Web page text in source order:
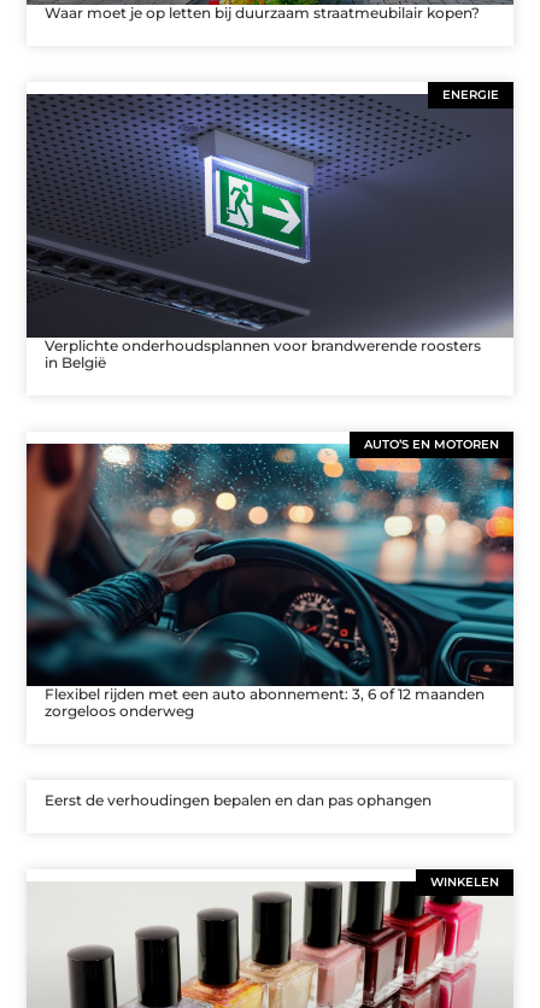
Waar moet je op letten bij duurzaam straatmeubilair kopen?
ENERGIE
Verplichte onderhoudsplannen voor brandwerende roosters
in België
AUTO’S EN MOTOREN
Flexibel rijden met een auto abonnement: 3, 6 of 12 maanden
zorgeloos onderweg
Eerst de verhoudingen bepalen en dan pas ophangen
WINKELEN